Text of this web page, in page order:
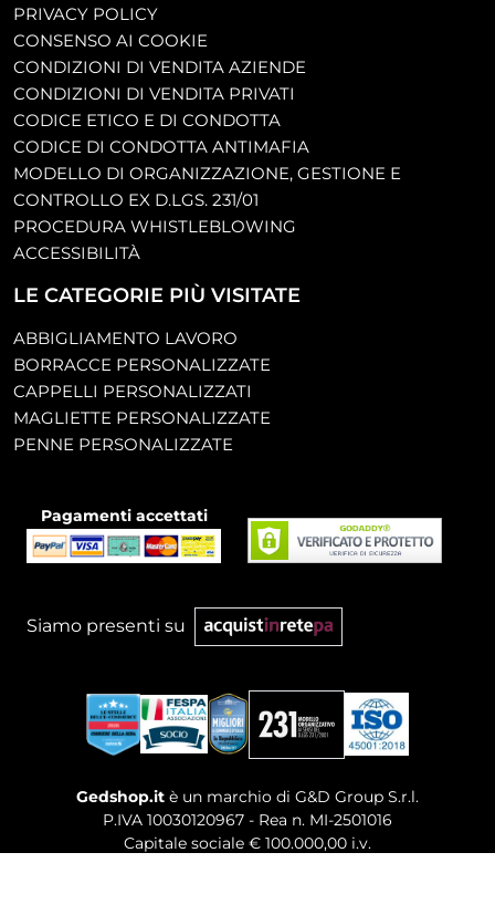
PRIVACY POLICY
CONSENSO AI COOKIE
CONDIZIONI DI VENDITA AZIENDE
CONDIZIONI DI VENDITA PRIVATI
CODICE ETICO E DI CONDOTTA
CODICE DI CONDOTTA ANTIMAFIA
MODELLO DI ORGANIZZAZIONE, GESTIONE E
CONTROLLO EX D.LGS. 231/01
PROCEDURA WHISTLEBLOWING
ACCESSIBILITÀ
LE CATEGORIE PIÙ VISITATE
ABBIGLIAMENTO LAVORO
BORRACCE PERSONALIZZATE
CAPPELLI PERSONALIZZATI
MAGLIETTE PERSONALIZZATE
PENNE PERSONALIZZATE
Pagamenti accettati
Siamo presenti su
Gedshop.it è un marchio di G&D Group S.r.l.
P.IVA 10030120967 - Rea n. MI-2501016
Capitale sociale € 100.000,00 i.v.